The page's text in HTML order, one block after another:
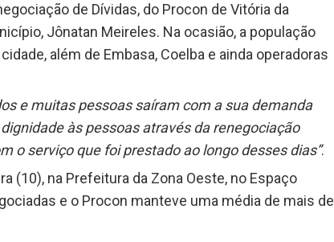
de Dívidas, do Procon de Vitória da
Jônatan Meireles. Na ocasião, a população
além de Embasa, Coelba e ainda operadoras
e muitas pessoas saíram com a sua demanda
às pessoas através da renegociação
o serviço que foi prestado ao longo desses dias”.
(10), na Prefeitura da Zona Oeste, no Espaço
e o Procon manteve uma média de mais de